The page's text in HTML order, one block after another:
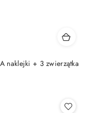
naklejki + 3 zwierzątka